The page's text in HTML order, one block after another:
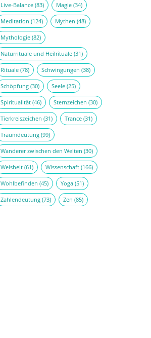
Live-Balance (83) Magie (34)
Meditation (124) Mythen (48)
Mythologie (82)
Naturrituale und Heilrituale (31)
Rituale (78) Schwingungen (38)
Schöpfung (30) Seele (25)
Spiritualität (46) Sternzeichen (30)
Tierkreiszeichen (31) Trance (31)
Traumdeutung (99)
Wanderer zwischen den Welten (30)
Weisheit (61) Wissenschaft (166)
Wohlbefinden (45) Yoga (51)
Zahlendeutung (73) Zen (85)